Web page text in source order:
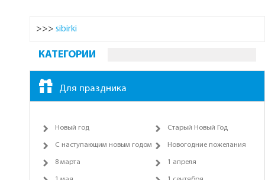
>>> sibirki
КАТЕГОРИИ
Для праздника
Новый год Старый Новый Год
С наступающим новым годом Новогодние пожелания
8 марта 1 апреля